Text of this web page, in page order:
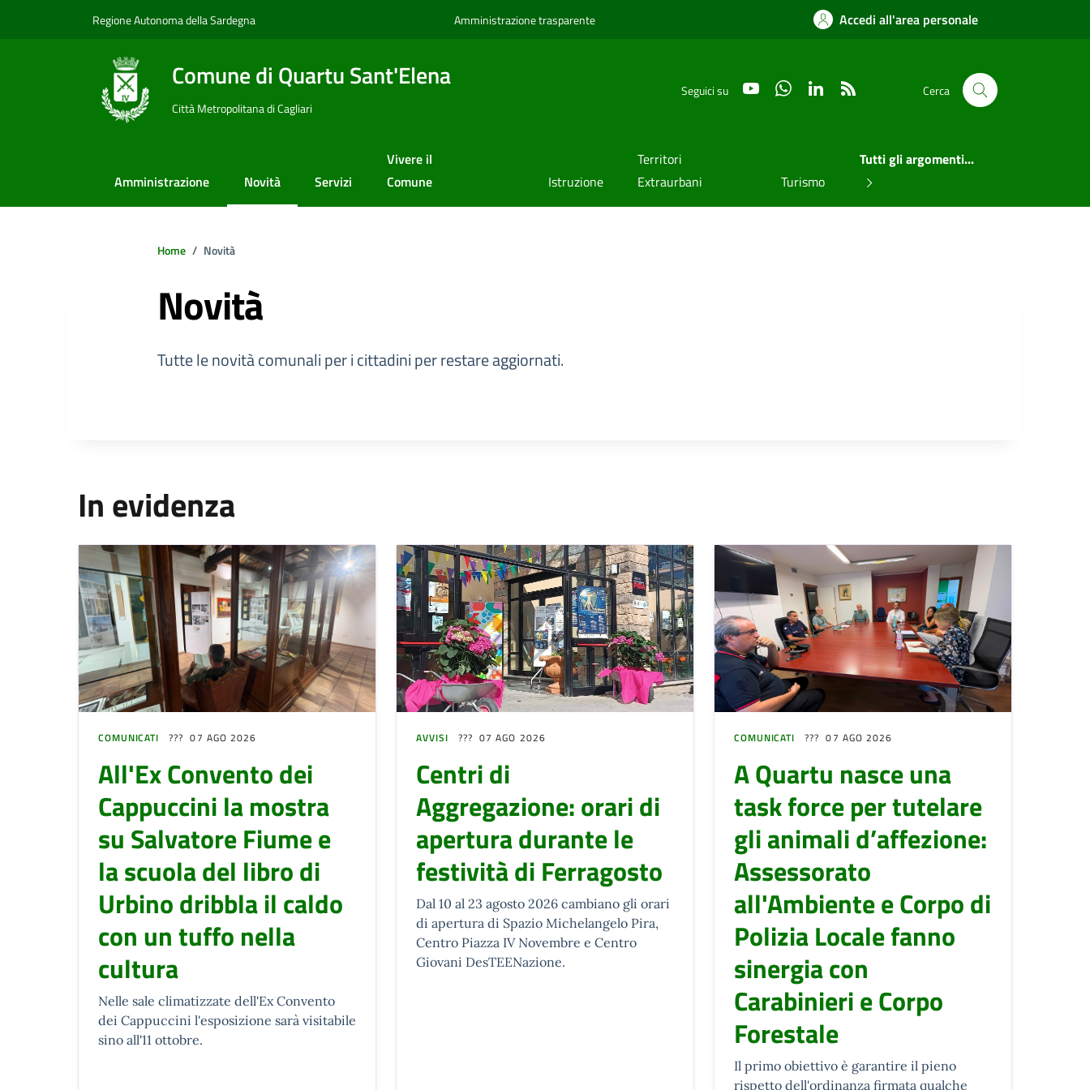
Regione Autonoma della Sardegna Amministrazione trasparente Accedi all'area personale
Comune di Quartu Sant'Elena
Città Metropolitana di Cagliari
Seguici su YouTube WhatsAppLinkedIn Cerca
Amministrazione Novità Servizi
Vivere il
Comune
Istruzione
Territori
Extraurbani
Turismo
Tutti gli argomenti...
Home Novità
Novità
Tutte le novità comunali per i cittadini per restare aggiornati.
In evidenza
COMUNICATI 07 AGO 2026
All'Ex Convento dei
Cappuccini la mostra
su Salvatore Fiume e
la scuola del libro di
Urbino dribbla il caldo
con un tuffo nella
cultura
Nelle sale climatizzate dell'Ex Convento
dei Cappuccini l'esposizione sarà visitabile
sino all'11 ottobre.
AVVISI 07 AGO 2026
Centri di
Aggregazione: orari di
apertura durante le
festività di Ferragosto
Dal 10 al 23 agosto 2026 cambiano gli orari
di apertura di Spazio Michelangelo Pira,
Centro Piazza IV Novembre e Centro
Giovani DesTEENazione.
COMUNICATI 07 AGO 2026
A Quartu nasce una
task force per tutelare
gli animali d’affezione:
Assessorato
all'Ambiente e Corpo di
Polizia Locale fanno
sinergia con
Carabinieri e Corpo
Forestale
Il primo obiettivo è garantire il pieno
rispetto dell'ordinanza firmata qualche